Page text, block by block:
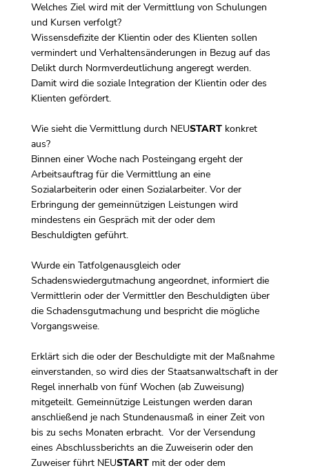
Welches Ziel wird mit der Vermittlung von Schulungen
und Kursen verfolgt?
Wissensdefizite der Klientin oder des Klienten sollen
vermindert und Verhaltensänderungen in Bezug auf das
Delikt durch Normverdeutlichung angeregt werden.
Damit wird die soziale Integration der Klientin oder des
Klienten gefördert.
Wie sieht die Vermittlung durch NEUSTARTkonkret
aus?
Binnen einer Woche nach Posteingang ergeht der
Arbeitsauftrag für die Vermittlung an eine
Sozialarbeiterin oder einen Sozialarbeiter. Vor der
Erbringung der gemeinnützigen Leistungen wird
mindestens ein Gespräch mit der oder dem
Beschuldigten geführt.
Wurde ein Tatfolgenausgleich oder
Schadenswiedergutmachung angeordnet, informiert die
Vermittlerin oder der Vermittler den Beschuldigten über
die Schadensgutmachung und bespricht die mögliche
Vorgangsweise.
Erklärt sich die oder der Beschuldigte mit der Maßnahme
einverstanden, so wird dies der Staatsanwaltschaft in der
Regel innerhalb von fünf Wochen (ab Zuweisung)
mitgeteilt. Gemeinnützige Leistungen werden daran
anschließend je nach Stundenausmaß in einer Zeit von
bis zu sechs Monaten erbracht. Vor der Versendung
eines Abschlussberichts an die Zuweiserin oder den
Zuweiser führt NEUSTARTmit der oder dem